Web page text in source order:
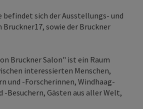
befindet sich der Ausstellungs- und
sowie der Bruckner
Bruckner Salon" ist ein Raum
interessierten Menschen,
und -Forscherinnen, Windhaag-
-Besuchern, Gästen aus aller Welt,